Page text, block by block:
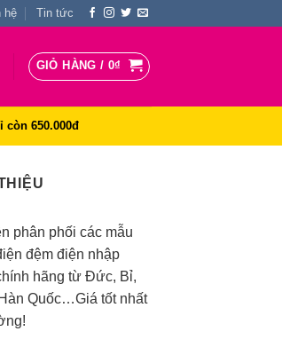
hệ Tin tức
GIỎ HÀNG / 0₫
còn 650.000đ
phân phối các mẫu
đệm điện nhập
hãng từ Đức, Bỉ,
Quốc…Giá tốt nhất